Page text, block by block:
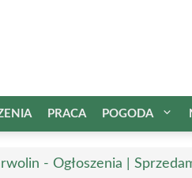
PRACA POGODA
- Ogłoszenia |